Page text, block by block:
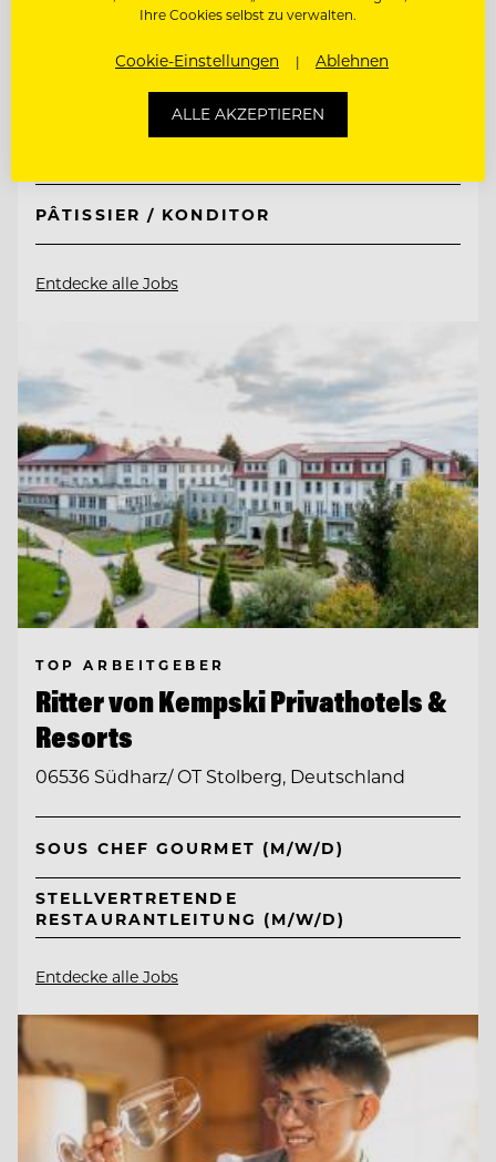
PÂTISSIER / KONDITOR
Entdecke alle Jobs
TOP ARBEITGEBER
Ritter von Kempski Privathotels &
Resorts
06536 Südharz/ OT Stolberg, Deutschland
SOUS CHEF GOURMET (M/W/D)
STELLVERTRETENDE
RESTAURANTLEITUNG (M/W/D)
Entdecke alle Jobs
Ihre Cookies selbst zu verwalten.
Cookie-Einstellungen Ablehnen
ALLE AKZEPTIEREN